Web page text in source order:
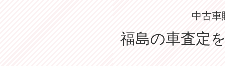
中古車
福島の車査定